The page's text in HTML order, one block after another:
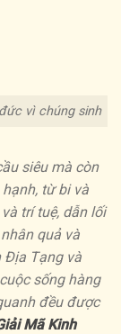
vì chúng sinh
siêu mà còn
từ bi và
trí tuệ, dẫn lối
quả và
Địa Tạng và
sống hàng
đều được
Mã Kinh